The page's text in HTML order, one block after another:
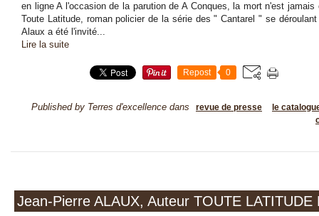
en ligne A l'occasion de la parution de A Conques, la mort n'est jamais
Toute Latitude, roman policier de la série des " Cantarel " se
Alaux a été l'invité...
Lire la suite
Repost 0
Published by Terres d'excellence dans revue de presse
le
Jean-Pierre ALAUX, Auteur TOUTE LATITUDE